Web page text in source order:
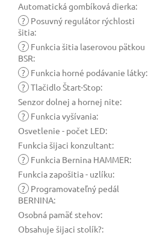
Automatická gombíková dierka:
? Posuvný regulátor rýchlosti
šitia:
? Funkcia šitia laserovou pätkou
BSR:
? Funkcia horné podávanie látky:
? Tlačidlo Štart-Stop:
Senzor dolnej a hornej nite:
? Funkcia vyšívania:
Osvetlenie - počet LED:
Funkcia šijaci konzultant:
? Funkcia Bernina HAMMER:
Funkcia zapošitia - uzlíku:
? Programovateľný pedál
BERNINA:
Osobná pamäť stehov:
Obsahuje šijaci stolík?: